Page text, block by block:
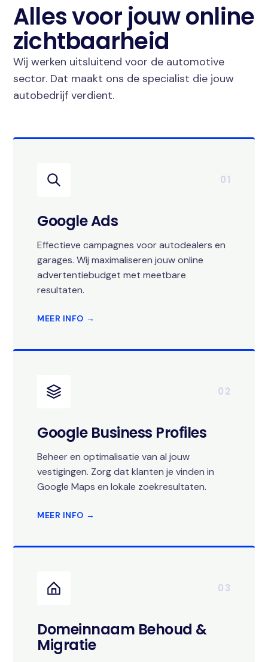
Alles voor jouw online
zichtbaarheid
Wij werken uitsluitend voor de automotive
sector. Dat maakt ons de specialist die jouw
autobedrijf verdient.
01
Google Ads
Effectieve campagnes voor autodealers en
garages. Wij maximaliseren jouw online
advertentiebudget met meetbare
resultaten.
MEER INFO →
02
Google Business Profiles
Beheer en optimalisatie van al jouw
vestigingen. Zorg dat klanten je vinden in
Google Maps en lokale zoekresultaten.
MEER INFO →
03
Domeinnaam Behoud &
Migratie